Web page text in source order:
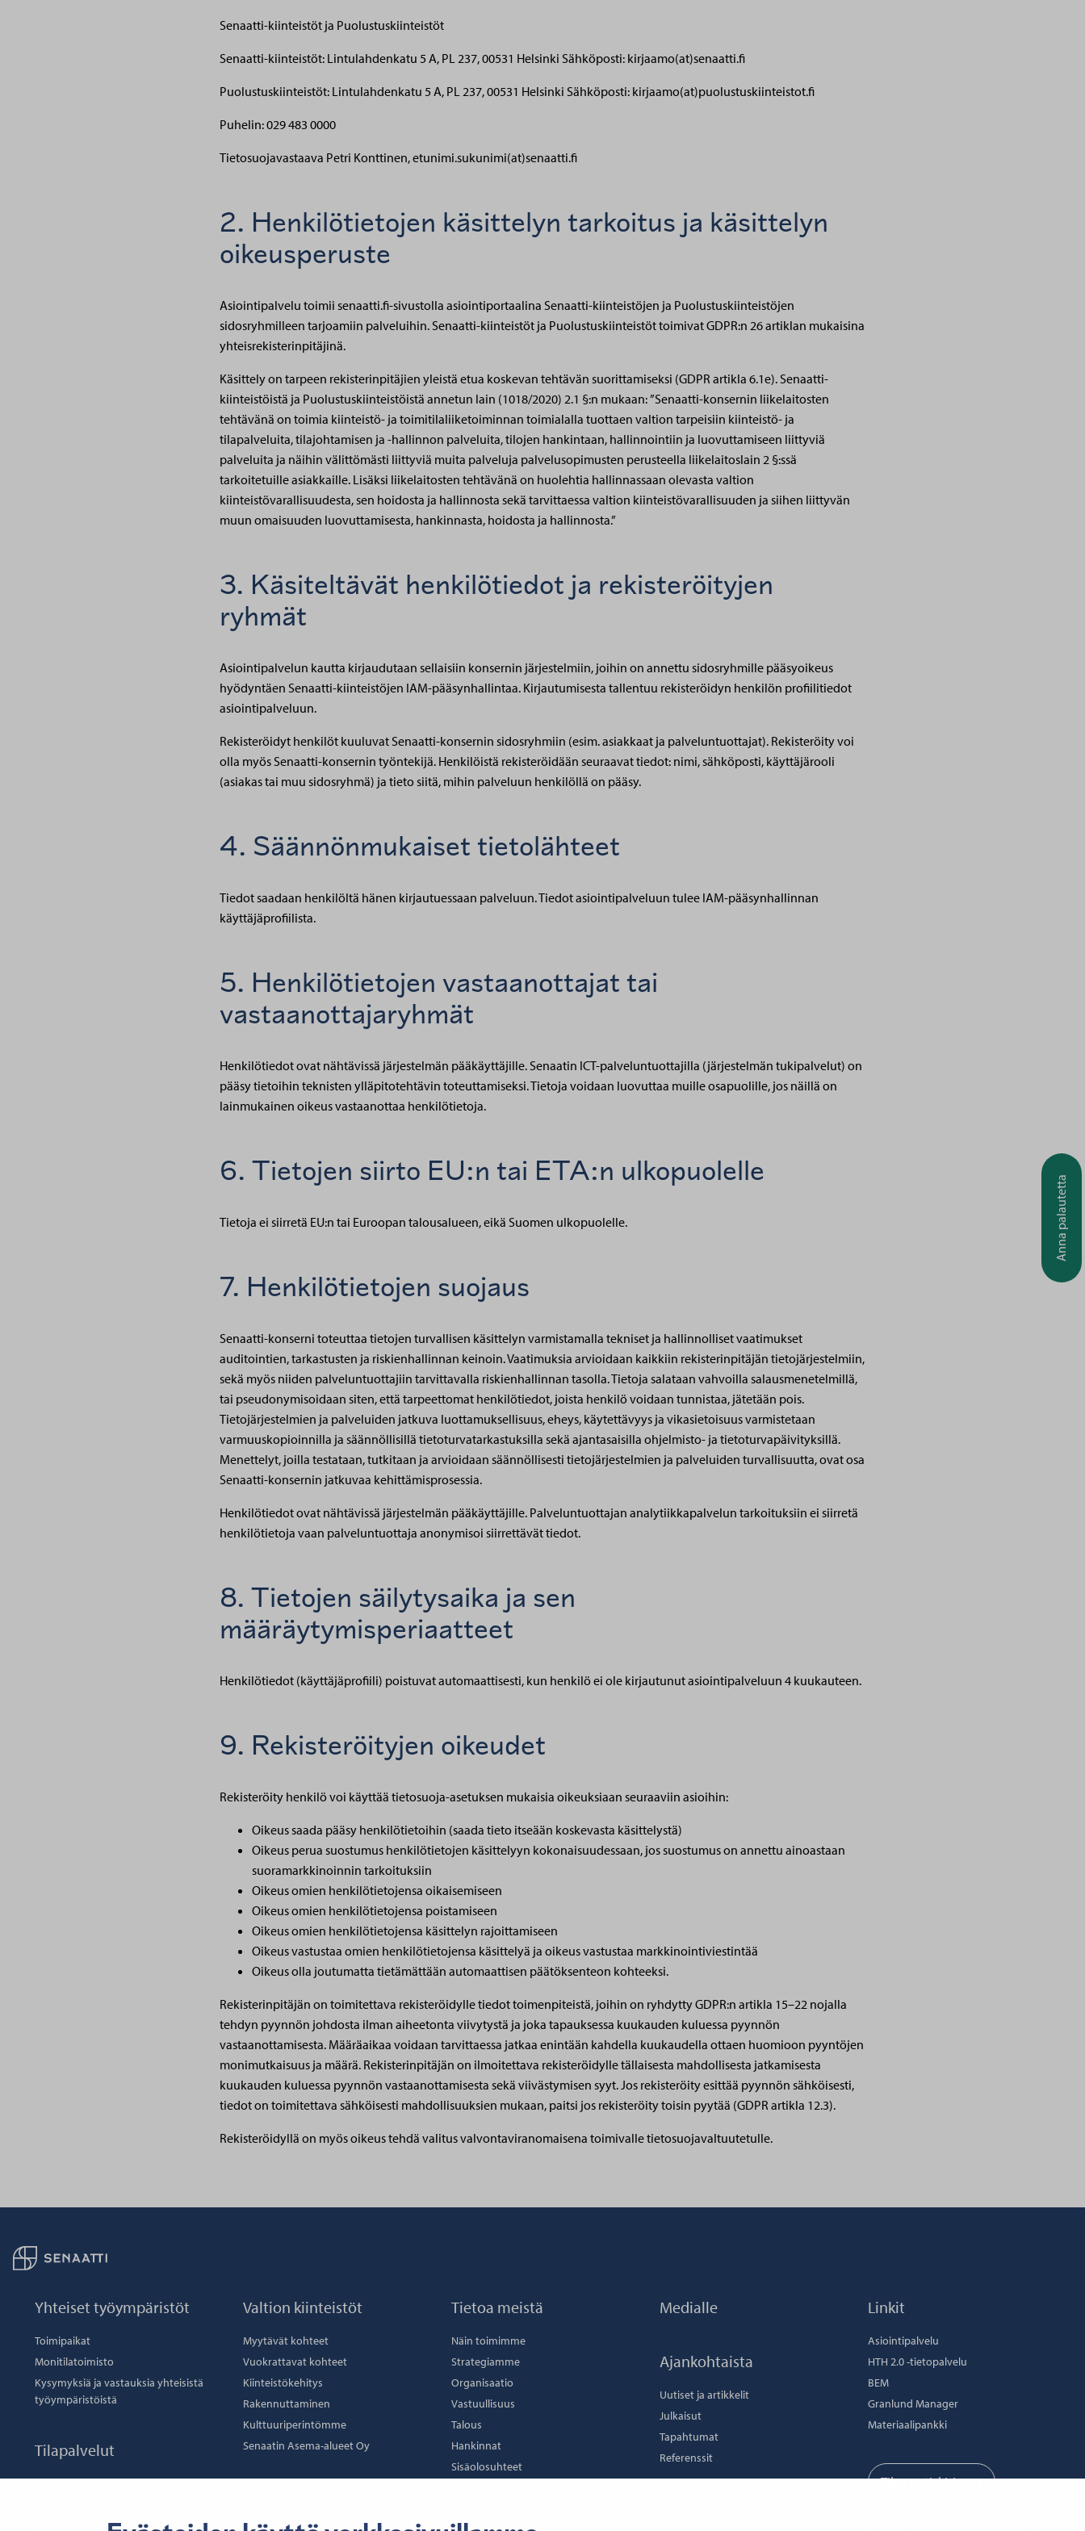
Senaatti-kiinteistöt ja Puolustuskiinteistöt
Senaatti-kiinteistöt: Lintulahdenkatu 5 A, PL 237, 00531 Helsinki Sähköposti: kirjaamo(at)senaatti.fi
Puolustuskiinteistöt: Lintulahdenkatu 5 A, PL 237, 00531 Helsinki Sähköposti: kirjaamo(at)puolustuskiinteistot.fi
Puhelin: 029 483 0000
Tietosuojavastaava Petri Konttinen, etunimi.sukunimi(at)senaatti.fi
2. Henkilötietojen käsittelyn tarkoitus ja käsittelyn
oikeusperuste
Asiointipalvelu toimii senaatti.fi-sivustolla asiointiportaalina Senaatti-kiinteistöjen ja Puolustuskiinteistöjen
sidosryhmilleen tarjoamiin palveluihin. Senaatti-kiinteistöt ja Puolustuskiinteistöt toimivat GDPR:n 26 artiklan mukaisina
yhteisrekisterinpitäjinä.
Käsittely on tarpeen rekisterinpitäjien yleistä etua koskevan tehtävän suorittamiseksi (GDPR artikla 6.1e). Senaatti-
kiinteistöistä ja Puolustuskiinteistöistä annetun lain (1018/2020) 2.1 §:n mukaan: ”Senaatti-konsernin liikelaitosten
tehtävänä on toimia kiinteistö- ja toimitilaliiketoiminnan toimialalla tuottaen valtion tarpeisiin kiinteistö- ja
tilapalveluita, tilajohtamisen ja -hallinnon palveluita, tilojen hankintaan, hallinnointiin ja luovuttamiseen liittyviä
palveluita ja näihin välittömästi liittyviä muita palveluja palvelusopimusten perusteella liikelaitoslain 2 §:ssä
tarkoitetuille asiakkaille. Lisäksi liikelaitosten tehtävänä on huolehtia hallinnassaan olevasta valtion
kiinteistövarallisuudesta, sen hoidosta ja hallinnosta sekä tarvittaessa valtion kiinteistövarallisuuden ja siihen liittyvän
muun omaisuuden luovuttamisesta, hankinnasta, hoidosta ja hallinnosta.”
3. Käsiteltävät henkilötiedot ja rekisteröityjen
ryhmät
Asiointipalvelun kautta kirjaudutaan sellaisiin konsernin järjestelmiin, joihin on annettu sidosryhmille pääsyoikeus
hyödyntäen Senaatti-kiinteistöjen IAM-pääsynhallintaa. Kirjautumisesta tallentuu rekisteröidyn henkilön profiilitiedot
asiointipalveluun.
Rekisteröidyt henkilöt kuuluvat Senaatti-konsernin sidosryhmiin (esim. asiakkaat ja palveluntuottajat). Rekisteröity voi
olla myös Senaatti-konsernin työntekijä. Henkilöistä rekisteröidään seuraavat tiedot: nimi, sähköposti, käyttäjärooli
(asiakas tai muu sidosryhmä) ja tieto siitä, mihin palveluun henkilöllä on pääsy.
4. Säännönmukaiset tietolähteet
Tiedot saadaan henkilöltä hänen kirjautuessaan palveluun. Tiedot asiointipalveluun tulee IAM-pääsynhallinnan
käyttäjäprofiilista.
5. Henkilötietojen vastaanottajat tai
vastaanottajaryhmät
Henkilötiedot ovat nähtävissä järjestelmän pääkäyttäjille. Senaatin ICT-palveluntuottajilla (järjestelmän tukipalvelut) on
pääsy tietoihin teknisten ylläpitotehtävin toteuttamiseksi. Tietoja voidaan luovuttaa muille osapuolille, jos näillä on
lainmukainen oikeus vastaanottaa henkilötietoja.
6. Tietojen siirto EU:n tai ETA:n ulkopuolelle
Tietoja ei siirretä EU:n tai Euroopan talousalueen, eikä Suomen ulkopuolelle.
7. Henkilötietojen suojaus
Senaatti-konserni toteuttaa tietojen turvallisen käsittelyn varmistamalla tekniset ja hallinnolliset vaatimukset
auditointien, tarkastusten ja riskienhallinnan keinoin. Vaatimuksia arvioidaan kaikkiin rekisterinpitäjän tietojärjestelmiin,
sekä myös niiden palveluntuottajiin tarvittavalla riskienhallinnan tasolla. Tietoja salataan vahvoilla salausmenetelmillä,
tai pseudonymisoidaan siten, että tarpeettomat henkilötiedot, joista henkilö voidaan tunnistaa, jätetään pois.
Tietojärjestelmien ja palveluiden jatkuva luottamuksellisuus, eheys, käytettävyys ja vikasietoisuus varmistetaan
varmuuskopioinnilla ja säännöllisillä tietoturvatarkastuksilla sekä ajantasaisilla ohjelmisto- ja tietoturvapäivityksillä.
Menettelyt, joilla testataan, tutkitaan ja arvioidaan säännöllisesti tietojärjestelmien ja palveluiden turvallisuutta, ovat osa
Senaatti-konsernin jatkuvaa kehittämisprosessia.
Henkilötiedot ovat nähtävissä järjestelmän pääkäyttäjille. Palveluntuottajan analytiikkapalvelun tarkoituksiin ei siirretä
henkilötietoja vaan palveluntuottaja anonymisoi siirrettävät tiedot.
8. Tietojen säilytysaika ja sen
määräytymisperiaatteet
Henkilötiedot (käyttäjäprofiili) poistuvat automaattisesti, kun henkilö ei ole kirjautunut asiointipalveluun 4 kuukauteen.
9. Rekisteröityjen oikeudet
Rekisteröity henkilö voi käyttää tietosuoja-asetuksen mukaisia oikeuksiaan seuraaviin asioihin:
Oikeus saada pääsy henkilötietoihin (saada tieto itseään koskevasta käsittelystä)
Oikeus perua suostumus henkilötietojen käsittelyyn kokonaisuudessaan, jos suostumus on annettu ainoastaan
suoramarkkinoinnin tarkoituksiin
Oikeus omien henkilötietojensa oikaisemiseen
Oikeus omien henkilötietojensa poistamiseen
Oikeus omien henkilötietojensa käsittelyn rajoittamiseen
Oikeus vastustaa omien henkilötietojensa käsittelyä ja oikeus vastustaa markkinointiviestintää
Oikeus olla joutumatta tietämättään automaattisen päätöksenteon kohteeksi.
Rekisterinpitäjän on toimitettava rekisteröidylle tiedot toimenpiteistä, joihin on ryhdytty GDPR:n artikla 15–22 nojalla
tehdyn pyynnön johdosta ilman aiheetonta viivytystä ja joka tapauksessa kuukauden kuluessa pyynnön
vastaanottamisesta. Määräaikaa voidaan tarvittaessa jatkaa enintään kahdella kuukaudella ottaen huomioon pyyntöjen
monimutkaisuus ja määrä. Rekisterinpitäjän on ilmoitettava rekisteröidylle tällaisesta mahdollisesta jatkamisesta
kuukauden kuluessa pyynnön vastaanottamisesta sekä viivästymisen syyt. Jos rekisteröity esittää pyynnön sähköisesti,
tiedot on toimitettava sähköisesti mahdollisuuksien mukaan, paitsi jos rekisteröity toisin pyytää (GDPR artikla 12.3).
Rekisteröidyllä on myös oikeus tehdä valitus valvontaviranomaisena toimivalle tietosuojavaltuutetulle.
Palaa taikaisin etusivulle
Yhteiset työympäristöt
Toimipaikat
Monitilatoimisto
Kysymyksiä ja vastauksia yhteisistä
työympäristöistä
Tilapalvelut
Coworking-tilat
Digitaaliset toimitilapalvelut
Valtion kiinteistöt
Myytävät kohteet
Vuokrattavat kohteet
Kiinteistökehitys
Rakennuttaminen
Kulttuuriperintömme
Senaatin Asema-alueet Oy
Tietoa meistä
Näin toimimme
Strategiamme
Organisaatio
Vastuullisuus
Talous
Hankinnat
Sisäolosuhteet
Medialle
Ajankohtaista
Uutiset ja artikkelit
Julkaisut
Tapahtumat
Referenssit
Linkit
Asiointipalvelu
HTH 2.0 -tietopalvelu
BEM
Granlund Manager
Materiaalipankki
Tilaa uutiskirje
Anna palautetta